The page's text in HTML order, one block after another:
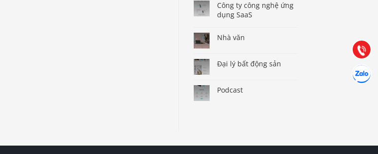
Công ty công nghệ ứng
dụng SaaS
Nhà văn
Đại lý bất động sản
Podcast
Gọi cho
(028) 22.166.144
Chát